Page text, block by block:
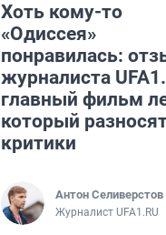
Хоть кому-то
«Одиссея»
понравилась:
журналиста
главный фильм
который
критики
Антон Селиверстов
Журналист UFA1.RU